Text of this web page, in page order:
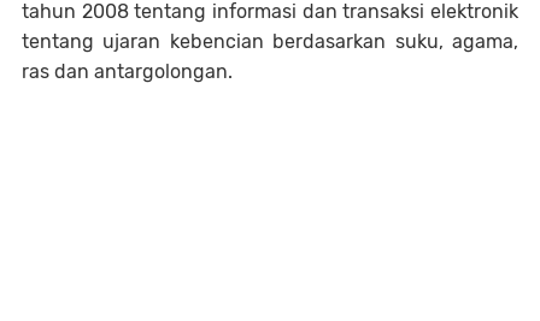
tahun 2008 tentang informasi dan transaksi elektronik
tentang ujaran kebencian berdasarkan suku, agama,
ras dan antargolongan.